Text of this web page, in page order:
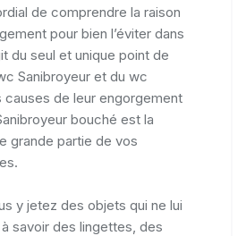
de comprendre la raison
pour bien l’éviter dans
du seul et unique point de
Sanibroyeur et du wc
causes de leur engorgement
bouché est la
grande partie de vos
y jetez des objets qui ne lui
savoir des lingettes, des